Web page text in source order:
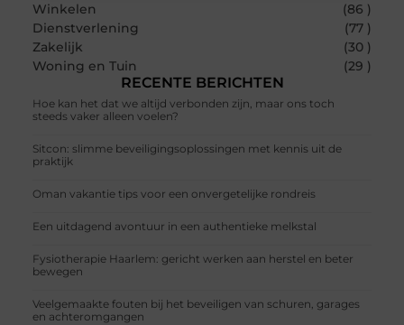
Winkelen
(86 )
Dienstverlening
(77 )
Zakelijk
(30 )
Woning en Tuin
(29 )
RECENTE BERICHTEN
Hoe kan het dat we altijd verbonden zijn, maar ons toch
steeds vaker alleen voelen?
Sitcon: slimme beveiligingsoplossingen met kennis uit de
praktijk
Oman vakantie tips voor een onvergetelijke rondreis
Een uitdagend avontuur in een authentieke melkstal
Fysiotherapie Haarlem: gericht werken aan herstel en beter
bewegen
Veelgemaakte fouten bij het beveiligen van schuren, garages
en achteromgangen